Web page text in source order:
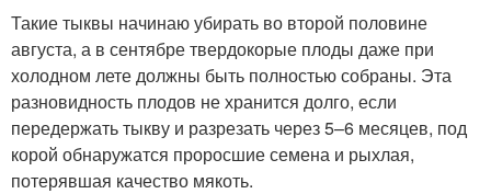
Такие тыквы начинаю убирать во второй половине
августа, а в сентябре твердокорые плоды даже при
холодном лете должны быть полностью собраны. Эта
разновидность плодов не хранится долго, если
передержать тыкву и разрезать через 5–6 месяцев, под
корой обнаружатся проросшие семена и рыхлая,
потерявшая качество мякоть.